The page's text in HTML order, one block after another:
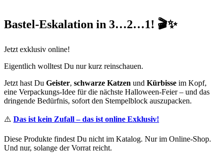
Bastel-Eskalation in 3…2…1! 🎬✨
Jetzt exklusiv online!
Eigentlich wolltest Du nur kurz reinschauen.
Jetzt hast Du Geister, schwarze Katzen und Kürbisse im Kopf,
eine Verpackungs-Idee für die nächste Halloween-Feier – und das
dringende Bedürfnis, sofort den Stempelblock auszupacken.
⚠️ Das ist kein Zufall – das ist online Exklusiv!
Diese Produkte findest Du nicht im Katalog. Nur im Online-Shop.
Und nur, solange der Vorrat reicht.